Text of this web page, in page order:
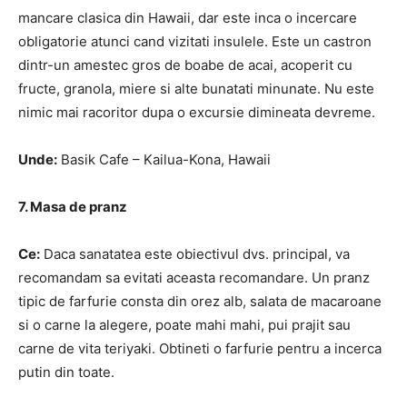
mancare clasica din Hawaii, dar este inca o incercare
obligatorie atunci cand vizitati insulele. Este un castron
dintr-un amestec gros de boabe de acai, acoperit cu
fructe, granola, miere si alte bunatati minunate. Nu este
nimic mai racoritor dupa o excursie dimineata devreme.
Unde: Basik Cafe – Kailua-Kona, Hawaii
7. Masa de pranz
Ce: Daca sanatatea este obiectivul dvs. principal, va
recomandam sa evitati aceasta recomandare. Un pranz
tipic de farfurie consta din orez alb, salata de macaroane
si o carne la alegere, poate mahi mahi, pui prajit sau
carne de vita teriyaki. Obtineti o farfurie pentru a incerca
putin din toate.